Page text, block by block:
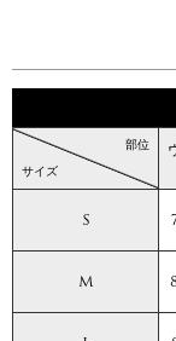
サイズ
部位
S
M